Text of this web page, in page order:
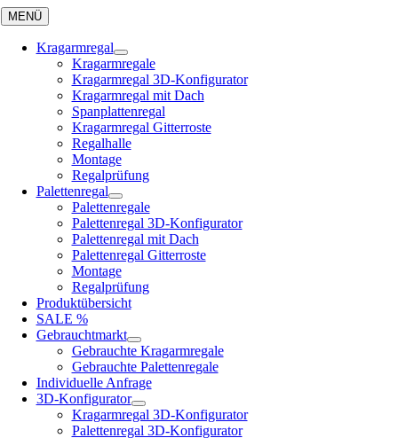
Skip
to
content
MENÜ
Kragarmregal
Kragarmregale
Kragarmregal 3D-Konfigurator
Kragarmregal mit Dach
Spanplattenregal
Kragarmregal Gitterroste
Regalhalle
Montage
Regalprüfung
Palettenregal
Palettenregale
Palettenregal 3D-Konfigurator
Palettenregal mit Dach
Palettenregal Gitterroste
Montage
Regalprüfung
Produktübersicht
SALE %
Gebrauchtmarkt
Gebrauchte Kragarmregale
Gebrauchte Palettenregale
Individuelle Anfrage
3D-Konfigurator
Kragarmregal 3D-Konfigurator
Palettenregal 3D-Konfigurator